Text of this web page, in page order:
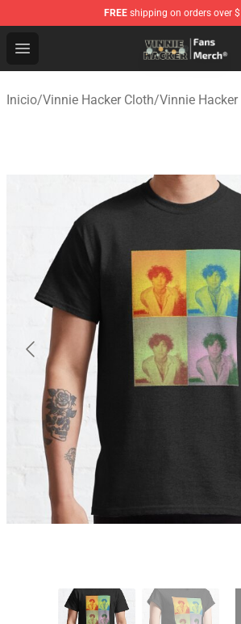
FREE shipping on orders over
Open menu
Vinnie Hacker Store - Official
Inicio/Vinnie Hacker Cloth/Vinnie